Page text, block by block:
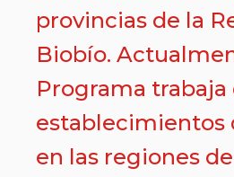
provincias de la
Biobío.
Programa trabaja
establecimientos
en las regiones